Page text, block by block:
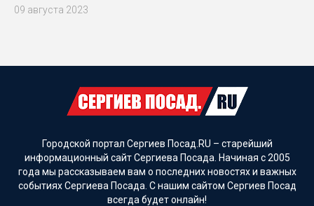
09 августа 2023
Городской портал Сергиев Посад.RU – старейший
информационный сайт Сергиева Посада. Начиная с 2005
года мы рассказываем вам о последних новостях и важных
событиях Сергиева Посада. С нашим сайтом Сергиев Посад
всегда будет онлайн!